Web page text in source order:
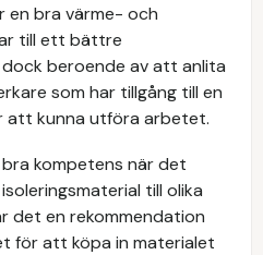
en bra värme- och
till ett bättre
dock beroende av att anlita
som har tillgång till en
att kunna utföra arbetet.
kompetens när det
till olika
det en rekommendation
för att köpa in materialet